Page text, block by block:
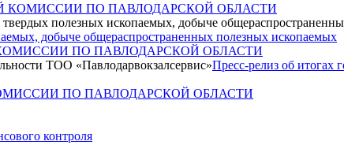
КОМИССИИ ПО ПАВЛОДАРСКОЙ ОБЛАСТИ
добыче общераспространенных полезных ископаемых
ПО ПАВЛОДАРСКОЙ ОБЛАСТИ
Пресс-релиз об итогах
ПО ПАВЛОДАРСКОЙ ОБЛАСТИ
контроля